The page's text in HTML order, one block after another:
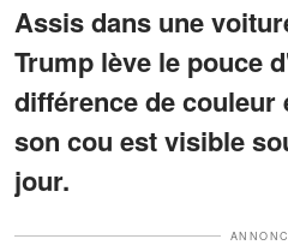
Assis dans une
Trump lève le pouce
différence de couleur
son cou est visible
jour.